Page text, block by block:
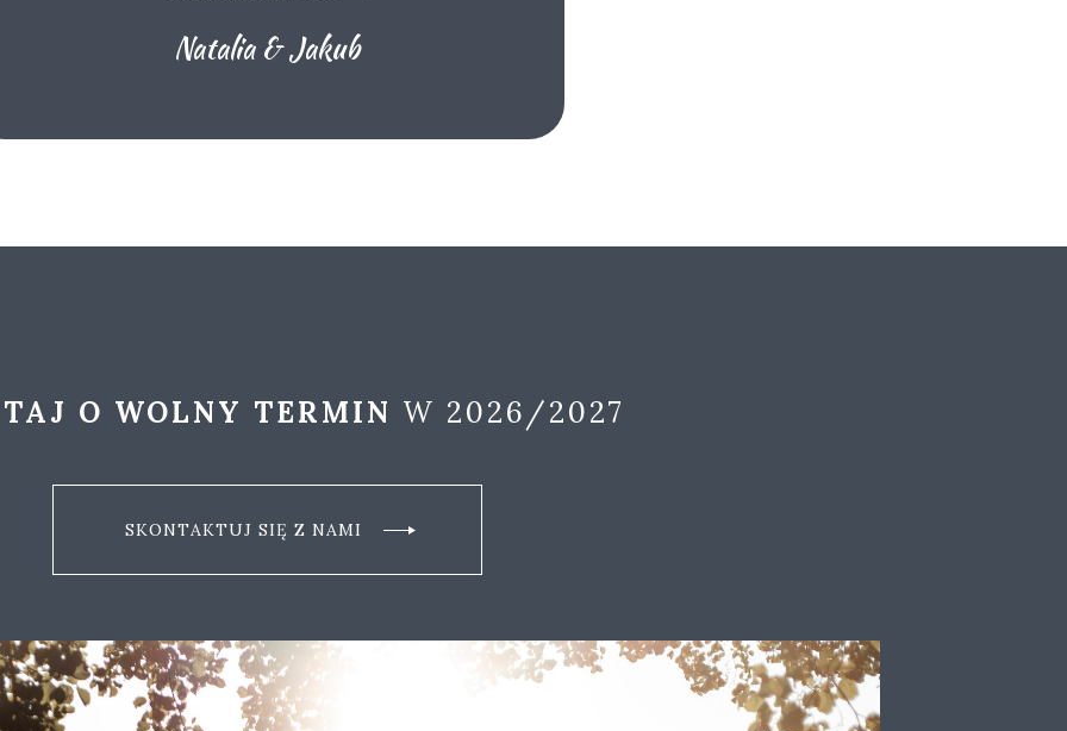
Natalia & Jakub
O WOLNY TERMIN W 2026/2027
SKONTAKTUJ SIĘ Z NAMI